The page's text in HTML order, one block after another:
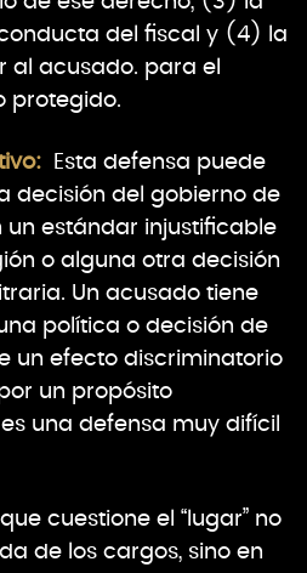
del fiscal y (4) la
al acusado. para el
protegido.
:
Esta defensa puede
decisión del gobierno de
un estándar injustificable
o alguna otra decisión
Un acusado tiene
política o decisión de
un efecto discriminatorio
un propósito
una defensa muy difícil
cuestione el “lugar” no
de los cargos, sino en